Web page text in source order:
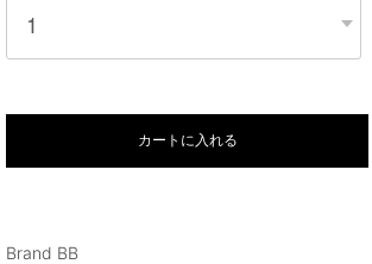
カートに入れる
Brand BB